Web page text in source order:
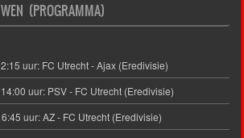
(PROGRAMMA)
uur: FC Utrecht - Ajax (Eredivisie)
uur: PSV - FC Utrecht (Eredivisie)
uur: AZ - FC Utrecht (Eredivisie)